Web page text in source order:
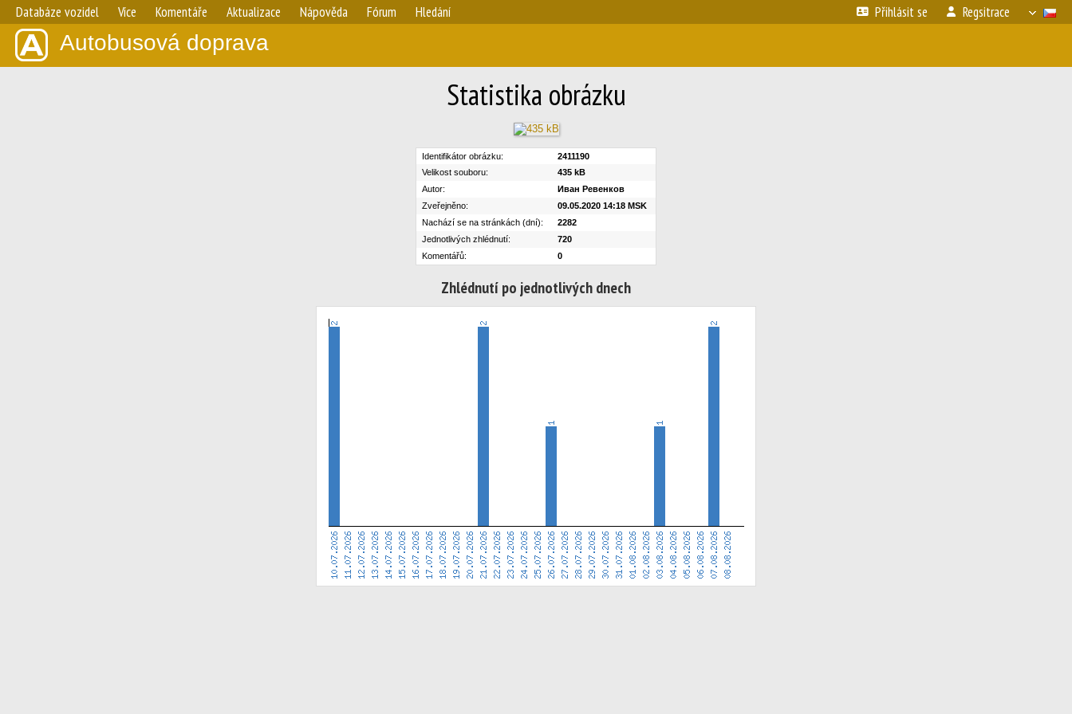
Databáze vozidel Více Komentáře Aktualizace Nápověda Fórum Hledání Přihlásit se Regsitrace
Autobusová doprava
Statistika obrázku
Identifikátor obrázku:
2411190
Velikost souboru:
435 kB
Autor:
Иван Ревенков
Zveřejněno:
09.05.2020 14:18 MSK
Nachází se na stránkách (dní):
2282
Jednotlivých zhlédnutí:
720
Komentářů:
0
Zhlédnutí po jednotlivých dnech